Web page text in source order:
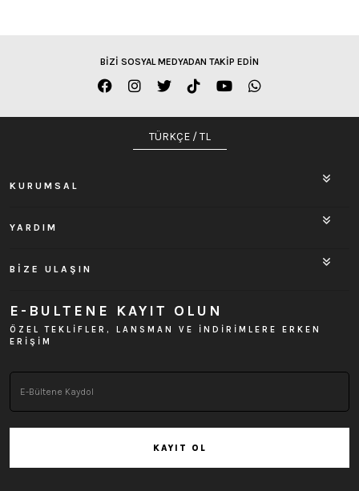
BİZİ SOSYAL MEDYADAN TAKİP EDİN
TÜRKÇE / TL
KURUMSAL
YARDIM
BİZE ULAŞIN
E-BULTENE KAYIT OLUN
ÖZEL TEKLİFLER, LANSMAN VE İNDİRİMLERE ERKEN
ERİŞİM
KAYIT OL